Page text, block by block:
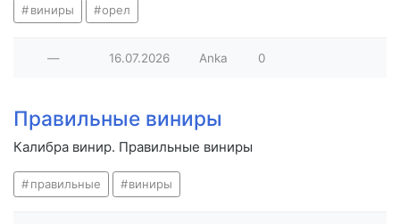
виниры орел
— 16.07.2026 Anka 0
Правильные виниры
Калибра винир. Правильные виниры
правильные виниры